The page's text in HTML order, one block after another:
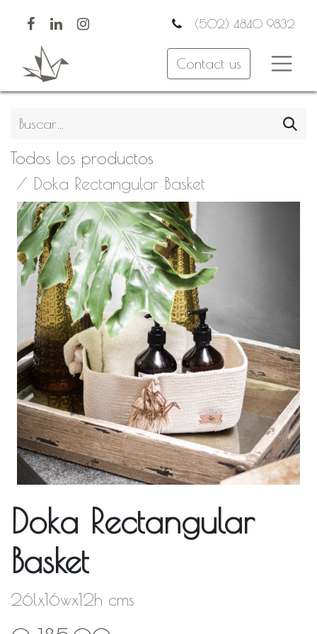
(502) 4840 9832
Contact us
Todos los productos
Doka Rectangular Basket
Doka Rectangular
Basket
26lx16wx12h cms